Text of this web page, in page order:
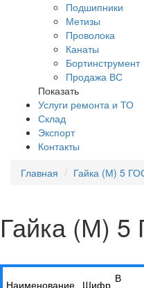
Подшипники
Метизы
Проволока
Канаты
Бортинструмент
Продажа ВС
Показать
Услуги ремонта и ТО
Склад
Экспорт
Контакты
Главная
Гайка (М) 5
Гайка (М) 5
Наименование Шифр В